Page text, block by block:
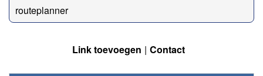
routeplanner
Link toevoegen Contact